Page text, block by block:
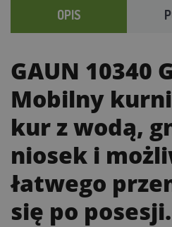
OPIS
GAUN 10340
Mobilny
kur z wodą,
niosek i
łatwego
się po posesji.